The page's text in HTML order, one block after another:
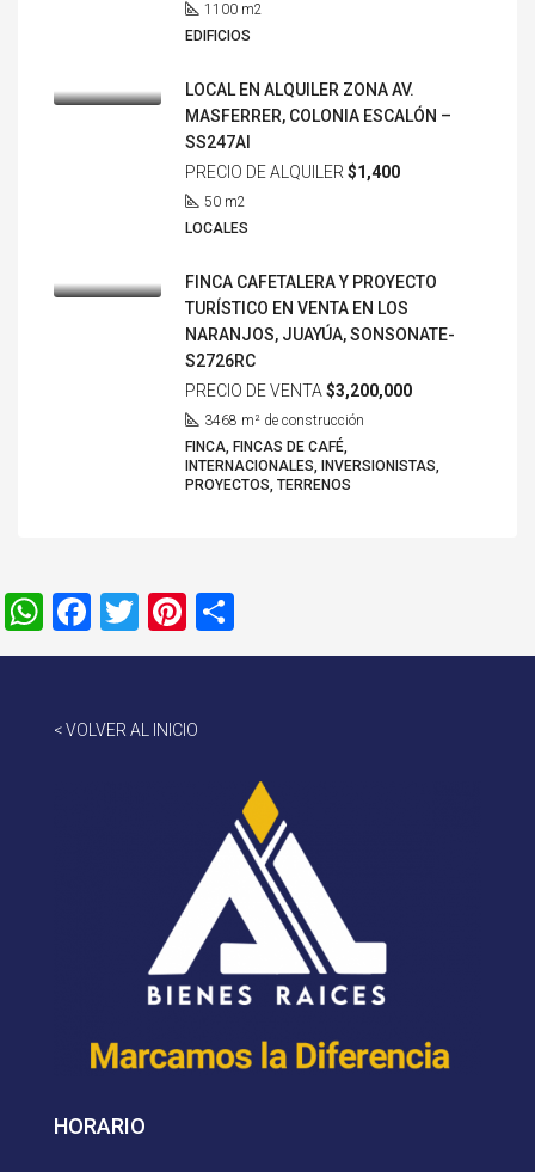
1100 m2
EDIFICIOS
LOCAL EN ALQUILER ZONA AV.
MASFERRER, COLONIA ESCALÓN –
SS247AI
PRECIO DE ALQUILER $1,400
50 m2
LOCALES
FINCA CAFETALERA Y PROYECTO
TURÍSTICO EN VENTA EN LOS
NARANJOS, JUAYÚA, SONSONATE-
S2726RC
PRECIO DE VENTA $3,200,000
3468 m² de construcción
FINCA, FINCAS DE CAFÉ,
INTERNACIONALES, INVERSIONISTAS,
PROYECTOS, TERRENOS
WhatsApp
Facebook
TwitterPinterest
< VOLVER AL INICIO
HORARIO